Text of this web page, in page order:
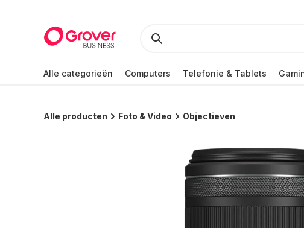
Alle categorieën Computers Telefonie & Tablets
Alle producten Foto & Video Objectieven